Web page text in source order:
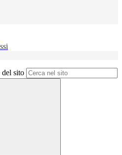
del sito